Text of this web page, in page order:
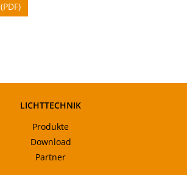
(PDF)
LICHTTECHNIK
Produkte
Download
Partner